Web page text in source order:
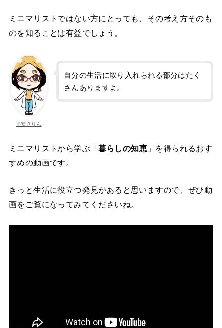
ミニマリストではない方にとっても、その考え方そのも
のを知ることは有益でしょう。
平安きりん
自分の生活に取り入れられる部分はたく
さんありますよ。
ミニマリストから学ぶ「暮らしの知恵」を得られるおす
すめの動画です。
きっと生活に役立つ発見があると思いますので、ぜひ動
画をご覧になってみてくださいね。